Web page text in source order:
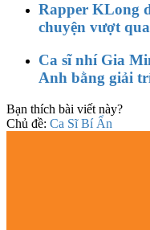
Rapper KLong
chuyện vượt
Ca sĩ nhí Gia
Anh bằng giải
Bạn thích bài viết này?
Chủ đề: Ca Sĩ Bí Ẩn